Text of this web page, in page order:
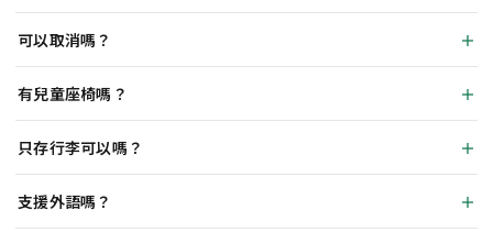
可以取消嗎？
有兒童座椅嗎？
只存行李可以嗎？
支援外語嗎？